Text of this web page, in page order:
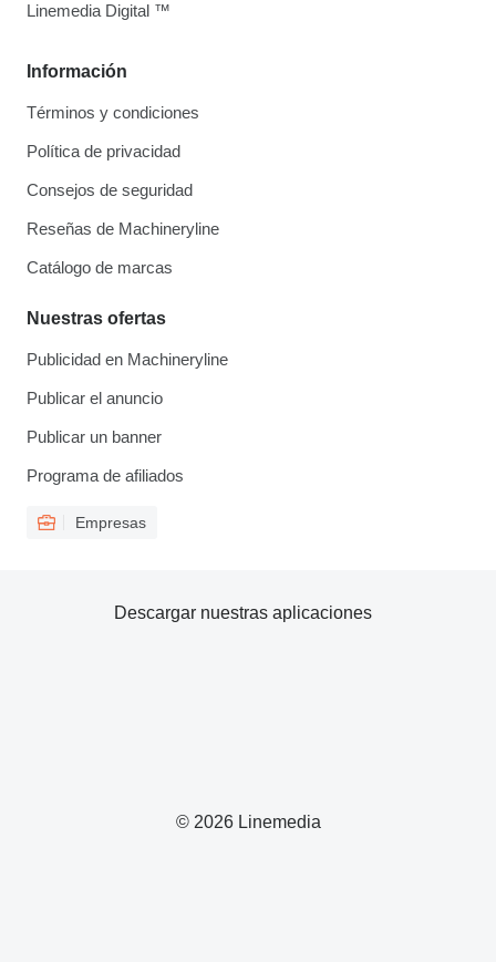
Información
Términos y condiciones
Política de privacidad
Consejos de seguridad
Reseñas de Machineryline
Catálogo de marcas
Nuestras ofertas
Publicidad en Machineryline
Publicar el anuncio
Publicar un banner
Programa de afiliados
Empresas
Linemedia Digital ™
© 2026 Linemedia
Descargar nuestras aplicaciones